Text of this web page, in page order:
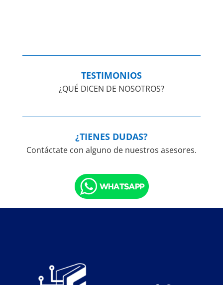
TESTIMONIOS
¿QUÉ DICEN DE NOSOTROS?
¿TIENES DUDAS?
Contáctate con alguno de nuestros asesores.